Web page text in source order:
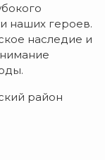
наших героев.
наследие и
район